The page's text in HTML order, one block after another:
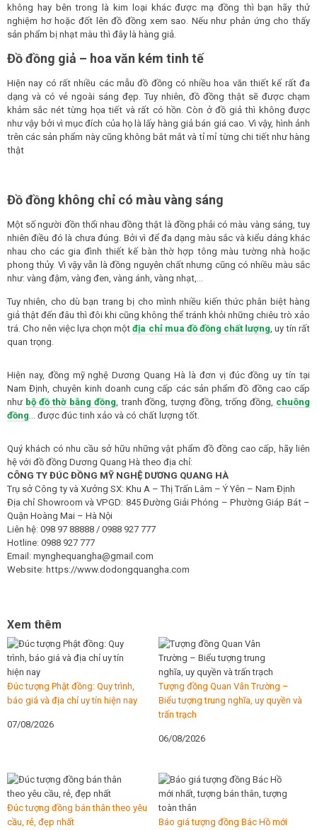
không hay bên trong là kim loại khác được mạ đồng thì bạn hãy thử
nghiệm hơ hoặc đốt lên đồ đồng xem sao. Nếu như phản ứng cho thấy
sản phẩm bị nhạt màu thì đây là hàng giả.
Đồ đồng giả – hoa văn kém tinh tế
Hiện nay có rất nhiều các mẫu đồ đồng có nhiều hoa văn thiết kế rất đa
dạng và có vẻ ngoài sáng đẹp. Tuy nhiên, đồ đồng thật sẽ được chạm
khảm sắc nét từng họa tiết và rất có hồn. Còn ở đồ giả thì không được
như vậy bởi vì mục đích của họ là lấy hàng giả bán giá cao. Vì vậy, hình ảnh
trên các sản phẩm này cũng không bắt mắt và tỉ mỉ từng chi tiết như hàng
thật
Đồ đồng không chỉ có màu vàng sáng
Một số người đồn thổi nhau đồng thật là đồng phải có màu vàng sáng, tuy
nhiên điều đó là chưa đúng. Bởi vì để đa dạng màu sắc và kiểu dáng khác
nhau cho các gia đình thiết kế bàn thờ hợp tông màu tường nhà hoặc
phong thủy. Vì vậy vẫn là đồng nguyên chất nhưng cũng có nhiều màu sắc
như: vàng đậm, vàng đen, vàng ánh, vàng nhạt,…
Tuy nhiên, cho dù bạn trang bị cho mình nhiều kiến thức phân biệt hàng
giả thật đến đâu thì đôi khi cũng không thể tránh khỏi những chiêu trò xảo
trá. Cho nên việc lựa chọn mộtđịa chỉ mua đồ đồng chất lượng , uy tín rất
quan trọng.
Hiện nay, đồng mỹ nghệ Dương Quang Hà là đơn vị đúc đồng uy tín tại
Nam Định, chuyên kinh doanh cung cấp các sản phẩm đồ đồng cao cấp
như bộ đồ thờ bằng đồng , tranh đồng, tượng đồng, trống đồng, chuông
đồng … được đúc tinh xảo và có chất lượng tốt.
Quý khách có nhu cầu sở hữu những vật phẩm đồ đồng cao cấp, hãy liên
hệ với đồ đồng Dương Quang Hà theo địa chỉ:
CÔNG TY ĐÚC ĐỒNG MỸ NGHỆ DƯƠNG QUANG HÀ
Trụ sở Công ty và Xưởng SX: Khu A – Thị Trấn Lâm – Ý Yên – Nam Định
Địa chỉ Showroom và VPGD: 845 Đường Giải Phóng – Phường Giáp Bát –
Quận Hoàng Mai – Hà Nội
Liên hệ: 098 97 88888 / 0988 927 777
Hotline: 0988 927 777
Email: mynghequangha@gmail.com
Website: https://www.dodongquangha.com
Xem thêm
Đúc tượng Phật đồng: Quy trình,
báo giá và địa chỉ uy tín hiện nay
07/08/2026
Tượng đồng Quan Vân Trường –
Biểu tượng trung nghĩa, uy quyền và
trấn trạch
06/08/2026
Đúc tượng đồng bán thân theo yêu
cầu, rẻ, đẹp nhất
Báo giá tượng đồng Bác Hồ mới